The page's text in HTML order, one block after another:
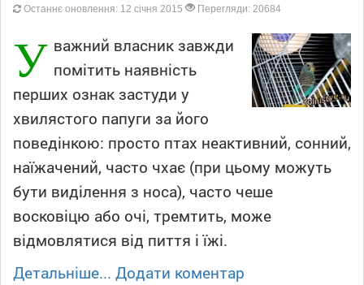
Останнє оновлення: 12 січня 2015
Перегляди: 20684
У важний власник завжди
помітить наявність
перших ознак застуди у
хвилястого папуги за його
поведінкою: просто птах неактивний, сонний,
наїжачений, часто чхає (при цьому можуть
бути виділення з носа), часто чеше
восковіцю або очі, тремтить, може
відмовлятися від пиття і їжі.
Детальніше... Додати коментар